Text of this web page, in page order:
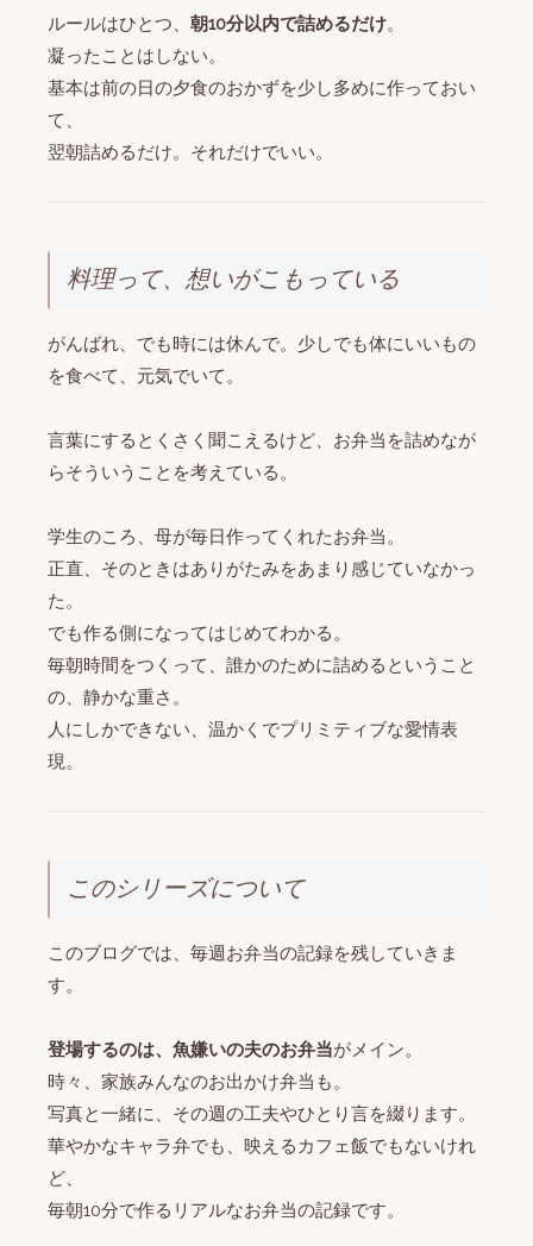
ルールはひとつ、 朝10分以内で詰めるだけ。
凝ったことはしない。
基本は前の日の夕食のおかずを少し多めに作っておい
て、
翌朝詰めるだけ。それだけでいい。
料理って、想いがこもっている
がんばれ、でも時には休んで。少しでも体にいいもの
を食べて、元気でいて。
言葉にするとくさく聞こえるけど、お弁当を詰めなが
らそういうことを考えている。
学生のころ、母が毎日作ってくれたお弁当。
正直、そのときはありがたみをあまり感じていなかっ
た。
でも作る側になってはじめてわかる。
毎朝時間をつくって、誰かのために詰めるということ
の、静かな重さ。
人にしかできない、温かくでプリミティブな愛情表
現。
このシリーズについて
このブログでは、毎週お弁当の記録を残していきま
す。
登場するのは、魚嫌いの夫のお弁当がメイン。
時々、家族みんなのお出かけ弁当も。
写真と一緒に、その週の工夫やひとり言を綴ります。
華やかなキャラ弁でも、映えるカフェ飯でもないけれ
ど、
毎朝10分で作るリアルなお弁当の記録です。